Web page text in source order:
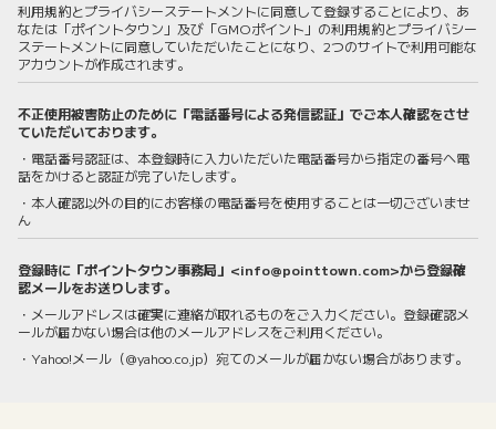
利用規約とプライバシーステートメントに同意して登録することにより、あ
なたは「ポイントタウン」及び「GMOポイント」の利用規約とプライバシー
ステートメントに同意していただいたことになり、2つのサイトで利用可能な
アカウントが作成されます。
不正使用被害防止のために「電話番号による発信認証」でご本人確認をさせ
ていただいております。
・電話番号認証は、本登録時に入力いただいた電話番号から指定の番号へ電
話をかけると認証が完了いたします。
・本人確認以外の目的にお客様の電話番号を使用することは一切ございませ
ん
登録時に「ポイントタウン事務局」<info@pointtown.com>から登録確
認メールをお送りします。
・メールアドレスは確実に連絡が取れるものをご入力ください。登録確認メ
ールが届かない場合は他のメールアドレスをご利用ください。
・Yahoo!メール（@yahoo.co.jp）宛てのメールが届かない場合があります。